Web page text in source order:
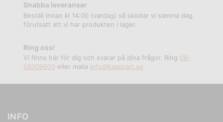
Snabba leveranser
Beställ innan kl 14:00 (vardag) så skickar vi samma dag
förutsatt att vi har produkten i lager.
Ring oss!
Vi finns här för dig och svarar på dina frågor. Ring 08-
58009600 eller maila info@kappratt.se
INFO